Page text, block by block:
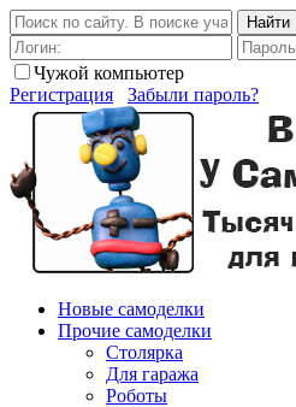
Найти
Чужой компьютер
Регистрация
Забыли пароль?
Новые самоделки
Прочие самоделки
Столярка
Для гаража
Роботы